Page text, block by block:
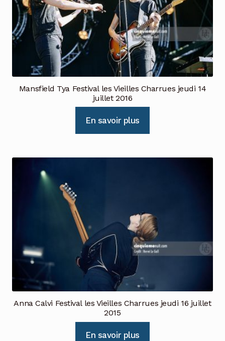
Mansfield Tya Festival les Vieilles Charrues jeudi 14
juillet 2016
En savoir plus
Anna Calvi Festival les Vieilles Charrues jeudi 16 juillet
2015
En savoir plus